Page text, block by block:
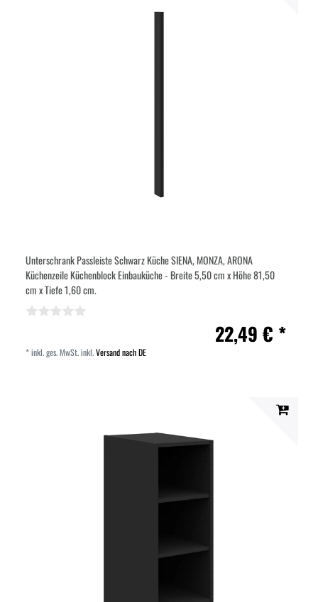
Unterschrank Passleiste Schwarz Küche SIENA, MONZA, ARONA
Küchenzeile Küchenblock Einbauküche - Breite 5,50 cm x Höhe 81,50
cm x Tiefe 1,60 cm.
22,49 € *
*inkl. ges. MwSt.inkl.Versand nach DE